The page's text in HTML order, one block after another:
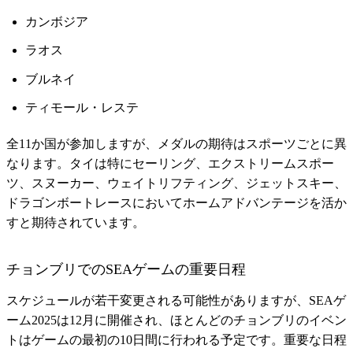
カンボジア
ラオス
ブルネイ
ティモール・レステ
全11か国が参加しますが、メダルの期待はスポーツごとに異
なります。タイは特にセーリング、エクストリームスポー
ツ、スヌーカー、ウェイトリフティング、ジェットスキー、
ドラゴンボートレースにおいてホームアドバンテージを活か
すと期待されています。
チョンブリでのSEAゲームの重要日程
スケジュールが若干変更される可能性がありますが、SEAゲ
ーム2025は12月に開催され、ほとんどのチョンブリのイベン
トはゲームの最初の10日間に行われる予定です。重要な日程